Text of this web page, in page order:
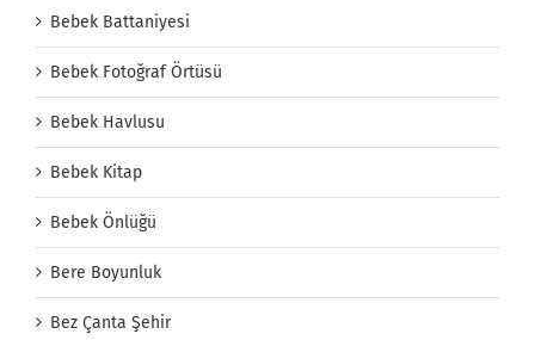
Bebek Battaniyesi
Bebek Fotoğraf Örtüsü
Bebek Havlusu
Bebek Kitap
Bebek Önlüğü
Bere Boyunluk
Bez Çanta Şehir